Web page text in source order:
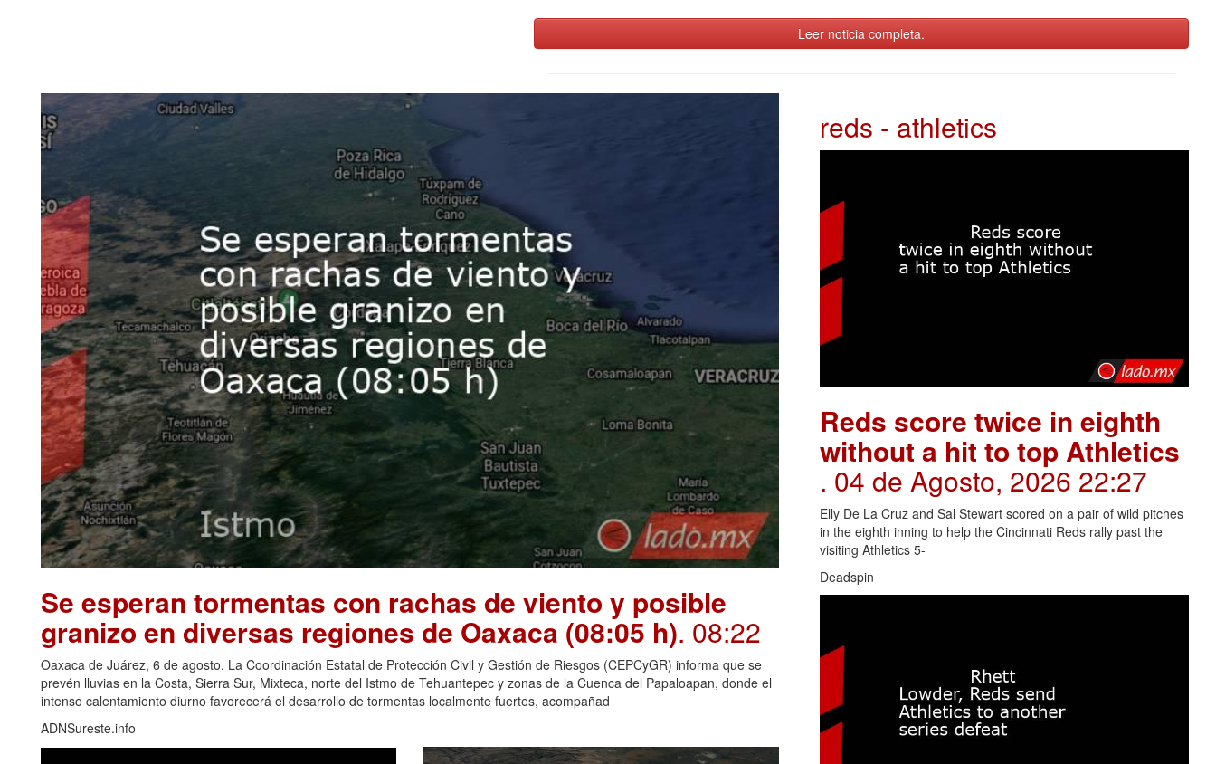
Leer noticia completa.
Se esperan tormentas con rachas de viento y posible
granizo en diversas regiones de Oaxaca (08:05 h). 08:22
Oaxaca de Juárez, 6 de agosto. La Coordinación Estatal de Protección Civil y Gestión de Riesgos (CEPCyGR) informa que se
prevén lluvias en la Costa, Sierra Sur, Mixteca, norte del Istmo de Tehuantepec y zonas de la Cuenca del Papaloapan, donde el
intenso calentamiento diurno favorecerá el desarrollo de tormentas localmente fuertes, acompañad
ADNSureste.info
reds - athletics
Reds score twice in eighth
without a hit to top Athletics
. 04 de Agosto, 2026 22:27
Elly De La Cruz and Sal Stewart scored on a pair of wild pitches
in the eighth inning to help the Cincinnati Reds rally past the
visiting Athletics 5-
Deadspin